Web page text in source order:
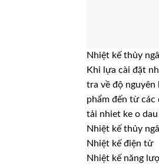
Nhiệt kế thủy
Khi lựa cài đặt
tra về độ nguyên
phẩm đến từ các
tải nhiet ke o
Nhiệt kế thủy
Nhiệt kế điện tử
Nhiệt kế năng